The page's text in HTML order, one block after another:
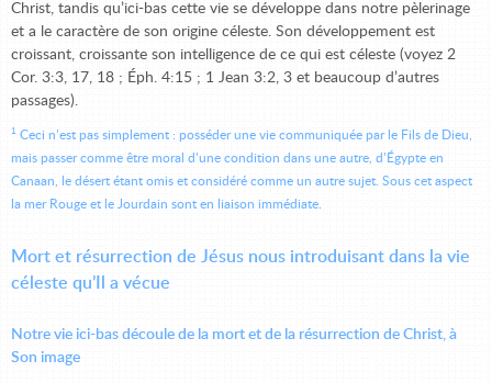
Christ, tandis qu’ici-bas cette vie se développe dans notre pèlerinage
et a le caractère de son origine céleste. Son développement est
croissant, croissante son intelligence de ce qui est céleste (voyez 2
Cor. 3:3, 17, 18 ; Éph. 4:15 ; 1 Jean 3:2, 3 et beaucoup d’autres
passages).
1 Ceci n’est pas simplement : posséder une vie communiquée par le Fils de Dieu,
mais passer comme être moral d’une condition dans une autre, d’Égypte en
Canaan, le désert étant omis et considéré comme un autre sujet. Sous cet aspect
la mer Rouge et le Jourdain sont en liaison immédiate.
Mort et résurrection de Jésus nous introduisant dans la vie
céleste qu’Il a vécue
Notre vie ici-bas découle de la mort et de la résurrection de Christ, à
Son image